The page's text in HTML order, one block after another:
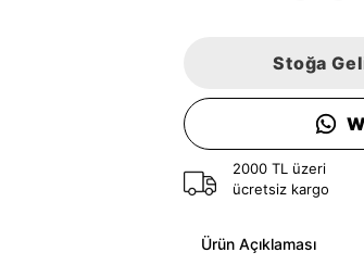
Stoğa
2000 TL üzeri
ücretsiz kargo
Ürün Açıklaması